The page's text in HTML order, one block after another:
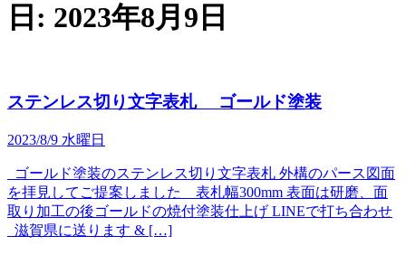
日: 2023年8月9日
ステンレス切り文字表札 ゴールド塗装
2023/8/9 水曜日
ゴールド塗装のステンレス切り文字表札 外構のパース図面
を拝見してご提案しました 表札幅300mm 表面は研磨、面
取り加工の後ゴールドの焼付塗装仕上げ LINEで打ち合わせ
滋賀県に送ります & […]